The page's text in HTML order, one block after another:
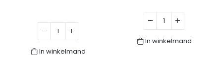
In winkelmand
In winkelmand